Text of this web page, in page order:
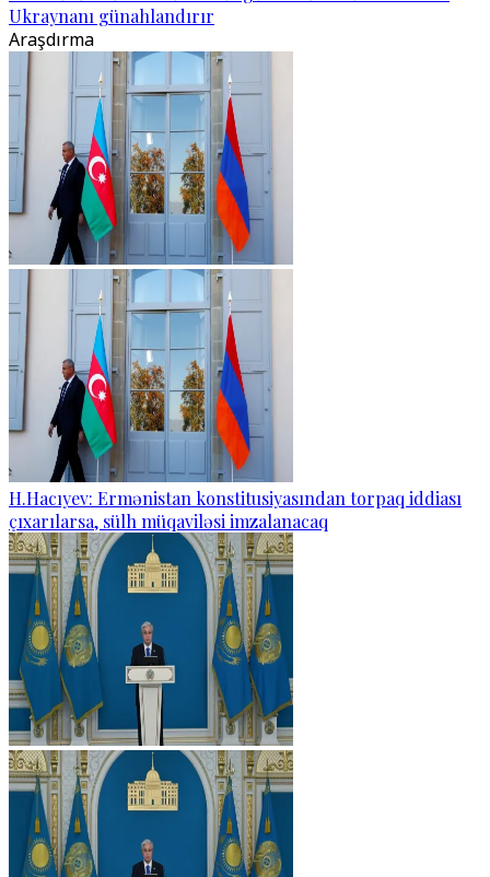
Ukraynanı günahlandırır
Araşdırma
H.Hacıyev: Ermənistan konstitusiyasından torpaq iddiası
çıxarılarsa, sülh müqaviləsi imzalanacaq